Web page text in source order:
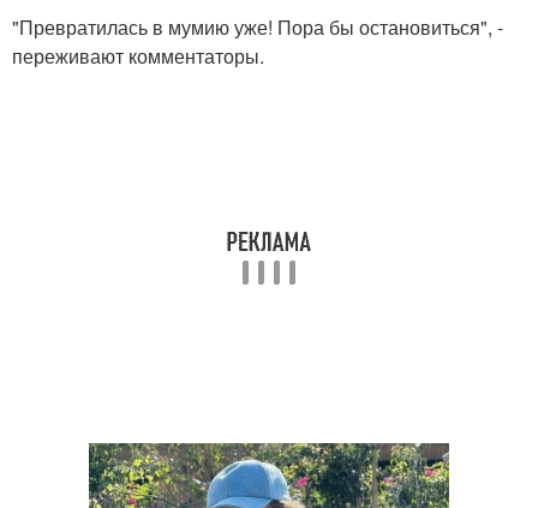
"Превратилась в мумию уже! Пора бы остановиться", -
переживают комментаторы.